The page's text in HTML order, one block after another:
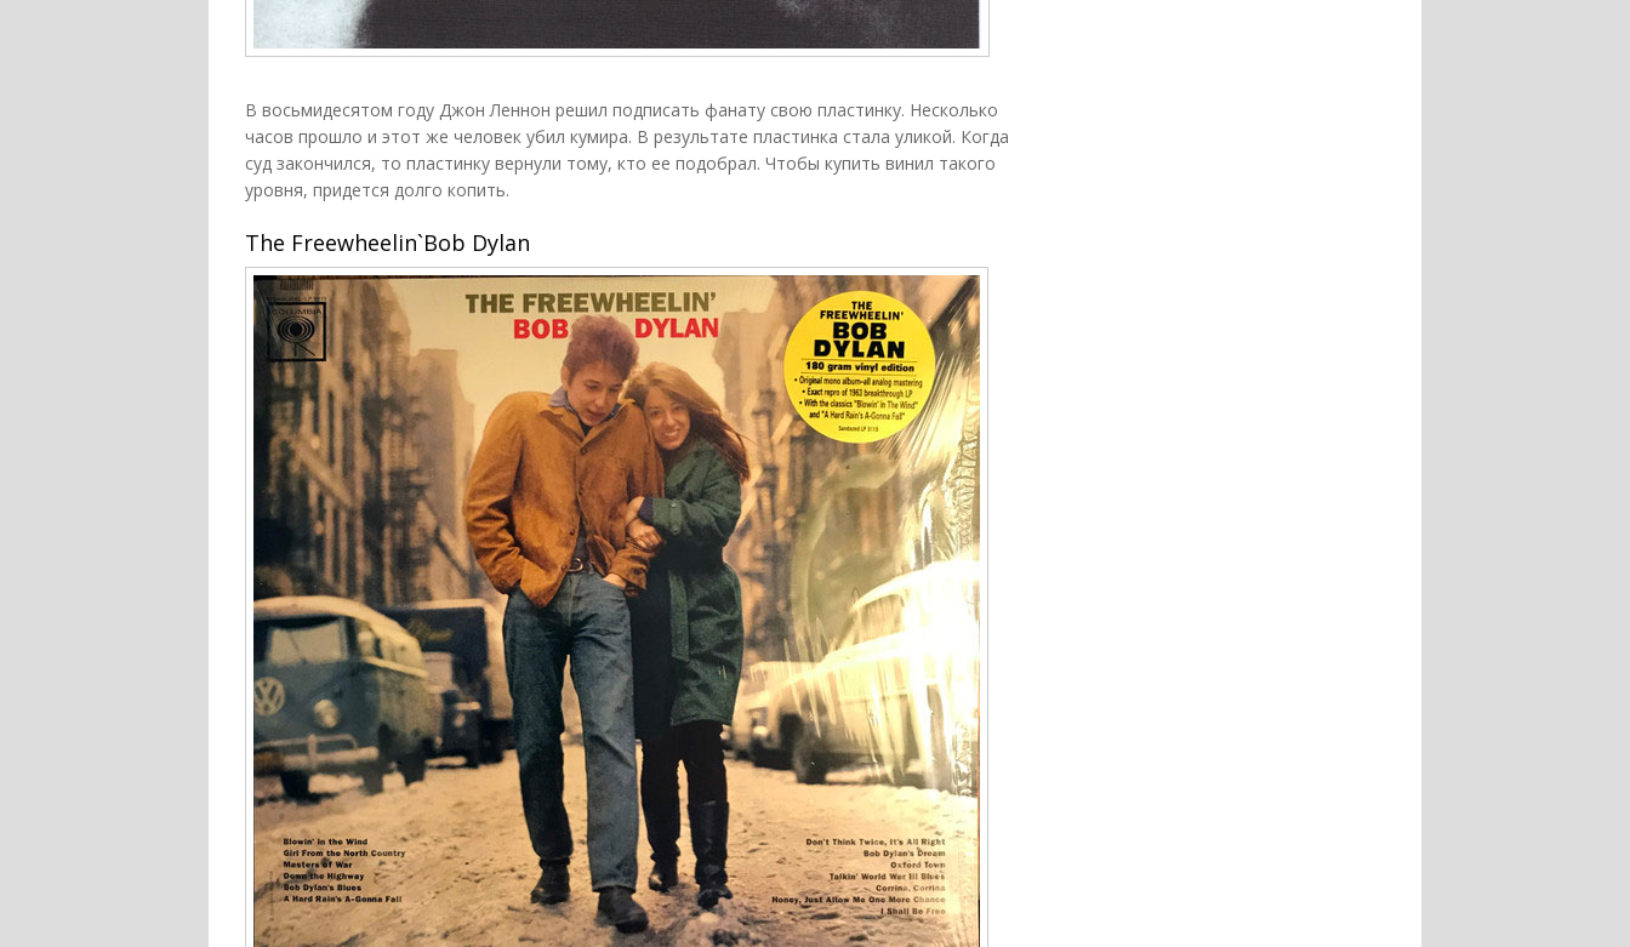
В восьмидесятом году Джон Леннон решил подписать фанату свою пластинку. Несколько
часов прошло и этот же человек убил кумира. В результате пластинка стала уликой. Когда
суд закончился, то пластинку вернули тому, кто ее подобрал. Чтобы купить винил такого
уровня, придется долго копить.
The Freewheelin`Bob Dylan